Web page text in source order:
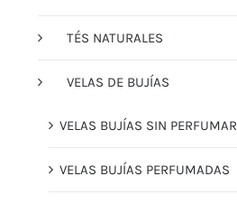
TÉS NATURALES
VELAS DE BUJÍAS
VELAS BUJÍAS SIN PERFUMAR
VELAS BUJÍAS PERFUMADAS